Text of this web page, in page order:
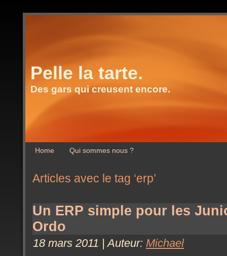
Pelle la tarte.
Des gars qui creusent encore.
Home Qui sommes nous ?
Articles avec le tag ‘erp’
Un ERP simple pour les
Ordo
18 mars 2011 | Auteur: Michael